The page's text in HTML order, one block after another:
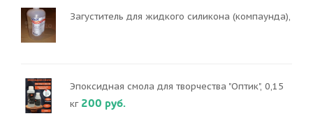
Загуститель для жидкого силикона (компаунда),
Эпоксидная смола для творчества "Оптик", 0,15
кг 200 руб.